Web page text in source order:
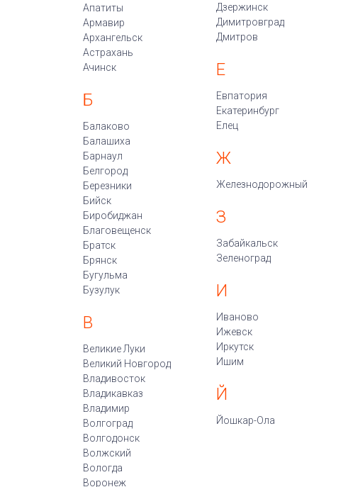
Апатиты
Армавир
Архангельск
Астрахань
Ачинск
Б
Балаково
Балашиха
Барнаул
Белгород
Березники
Бийск
Биробиджан
Благовещенск
Братск
Брянск
Бугульма
Бузулук
В
Великие Луки
Великий Новгород
Владивосток
Владикавказ
Владимир
Волгоград
Волгодонск
Волжский
Вологда
Воронеж
Дзержинск
Димитровград
Дмитров
Е
Евпатория
Екатеринбург
Елец
Ж
Железнодорожный
З
Забайкальск
Зеленоград
И
Иваново
Ижевск
Иркутск
Ишим
Й
Йошкар-Ола